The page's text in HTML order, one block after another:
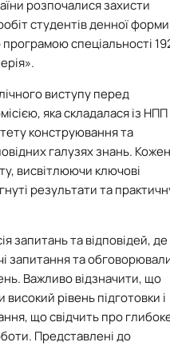
розпочалися захисти
студентів денної форми
спеціальності
виступу перед
яка складалася із НПП
конструювання та
галузях знань. Кожен
висвітлюючи ключові
результати та
запитань та відповідей, де
запитання та
Важливо відзначити, що
рівень підготовки і
що свідчить про
Представлені до